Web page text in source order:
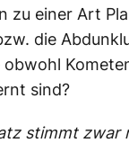
zu einer Art
die
sind?
stimmt zwar